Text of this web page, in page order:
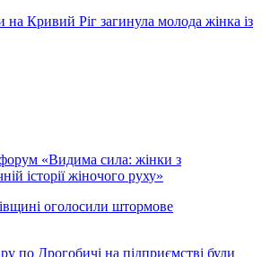
на Кривий Ріг загинула молода жінка із
форум «Видима сила: жінки з
історії жіночого руху»
оголосили штормове
по Дрогобичі на підприємстві були